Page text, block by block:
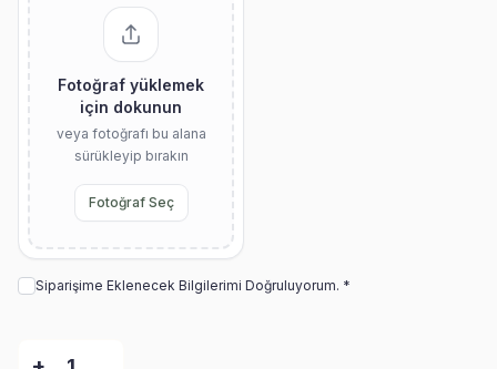
Fotoğraf yüklemek
için dokunun
veya fotoğrafı bu alana
sürükleyip bırakın
Fotoğraf Seç
Siparişime Eklenecek Bilgilerimi Doğruluyorum. *